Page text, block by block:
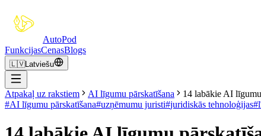
AutoPod
FunkcijasCenasBlogs
🇱🇻Latviešu
Atpakaļ uz rakstiem AI līgumu pārskatīšana
14 labākie AI
#AI līgumu pārskatīšana#uzņēmumu juristi#juridiskās tehnoloģijas#